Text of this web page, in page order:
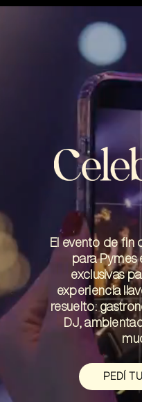
El evento de fin
para Pymes
exclusivas
experiencia
resuelto:
DJ,
PEDÍ